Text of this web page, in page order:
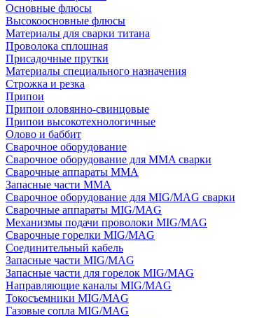
Основные флюсы
Высокоосновные флюсы
Материалы для сварки титана
Проволока сплошная
Присадочные прутки
Материалы специального назначения
Строжка и резка
Припои
Припои оловянно-свинцовые
Припои высокотехнологичные
Олово и баббит
Сварочное оборудование
Сварочное оборудование для MMA сварки
Сварочные аппараты MMA
Запасные части MMA
Сварочное оборудование для MIG/MAG сварки
Сварочные аппараты MIG/MAG
Механизмы подачи проволоки MIG/MAG
Сварочные горелки MIG/MAG
Соединительный кабель
Запасные части MIG/MAG
Запасные части для горелок MIG/MAG
Направляющие каналы MIG/MAG
Токосъемники MIG/MAG
Газовые сопла MIG/MAG